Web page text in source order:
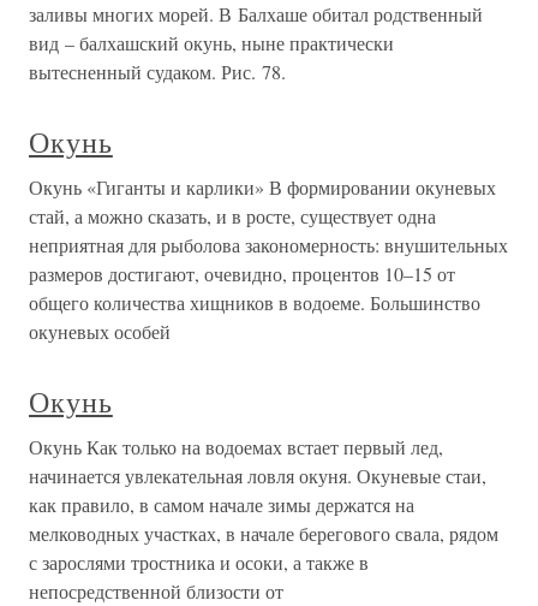
заливы многих морей. В Балхаше обитал родственный
вид – балхашский окунь, ныне практически
вытесненный судаком. Рис. 78.
Окунь
Окунь «Гиганты и карлики» В формировании окуневых
стай, а можно сказать, и в росте, существует одна
неприятная для рыболова закономерность: внушительных
размеров достигают, очевидно, процентов 10–15 от
общего количества хищников в водоеме. Большинство
окуневых особей
Окунь
Окунь Как только на водоемах встает первый лед,
начинается увлекательная ловля окуня. Окуневые стаи,
как правило, в самом начале зимы держатся на
мелководных участках, в начале берегового свала, рядом
с зарослями тростника и осоки, а также в
непосредственной близости от